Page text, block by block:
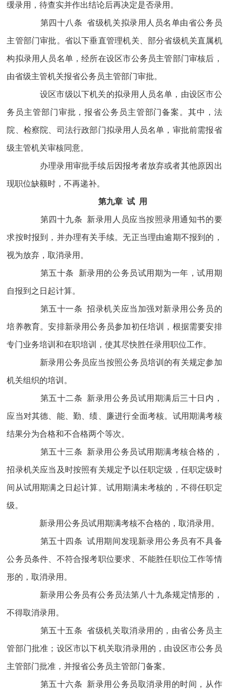
缓录用，待查实并作出结论后再决定是否录用。
第四十八条 省级机关拟录用人员名单由省公务员
主管部门审批。省以下垂直管理机关、部分省级机关直属机
构拟录用人员名单，经所在设区市公务员主管部门审核后，
由省级主管机关报省公务员主管部门审批。
设区市级以下机关的拟录用人员名单，由设区市公
务员主管部门审批，报省公务员主管部门备案。其中，法
院、检察院、司法行政部门拟录用人员名单，审批前需报省
级主管机关审核同意。
办理录用审批手续后因报考者放弃或者其他原因出
现职位缺额时，不再递补。
第九章 试 用
第四十九条 新录用人员应当按照录用通知书的要
求按时报到，并办理有关手续。无正当理由逾期不报到的，
视为放弃，取消录用。
第五十条 新录用的公务员试用期为一年，试用期
自报到之日起计算。
第五十一条 招录机关应当加强对新录用公务员的
培养教育。安排新录用公务员参加初任培训，根据需要安排
专门业务培训和在职培训，使其尽快胜任录用职位工作。
新录用公务员应当按照公务员培训的有关规定参加
机关组织的培训。
第五十二条 新录用公务员试用期满后三十日内，
应当对其德、能、勤、绩、廉进行全面考核。试用期满考核
结果分为合格和不合格两个等次。
第五十三条 新录用公务员试用期满考核合格的，
招录机关应当及时按照有关规定予以任职定级，任职定级时
间从试用期满之日起计算。试用期满未考核的，不得任职定
级。
新录用公务员试用期满考核不合格的，取消录用。
第五十四条 试用期间发现新录用公务员有不具备
公务员条件、不符合报考职位要求、不能胜任职位工作等情
形的，取消录用。
新录用公务员有公务员法第八十九条规定情形的，
不得取消录用。
第五十五条 省级机关取消录用的，由省公务员主
管部门批准；设区市以下机关取消录用的，由设区市公务员
主管部门批准，并报省公务员主管部门备案。
第五十六条 新录用公务员取消录用的时间，从作